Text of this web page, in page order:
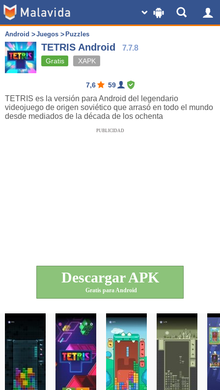
Android Juegos Puzzles
TETRIS Android 7.7.8
Gratis XAPK
7,6 59
TETRIS es la versión para Android del legendario
videojuego de origen soviético que arrasó en todo el mundo
desde mediados de la década de los ochenta
PUBLICIDAD
Descargar APK
Gratis para Android